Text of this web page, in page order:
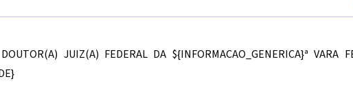
JUIZ(A) FEDERAL DA ${INFORMACAO_GENERICA}ª VARA